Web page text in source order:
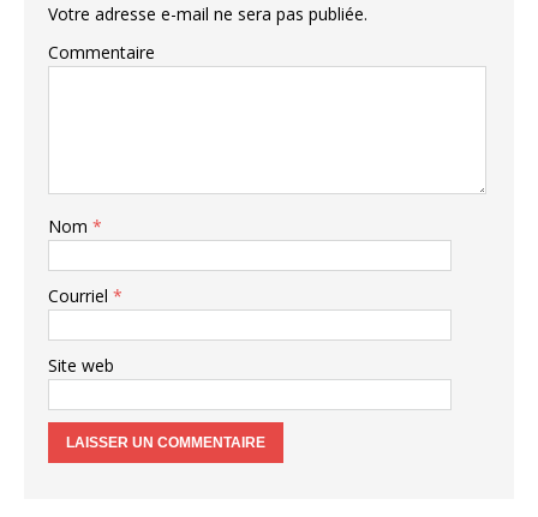
Votre adresse e-mail ne sera pas publiée.
Commentaire
Nom *
Courriel *
Site web